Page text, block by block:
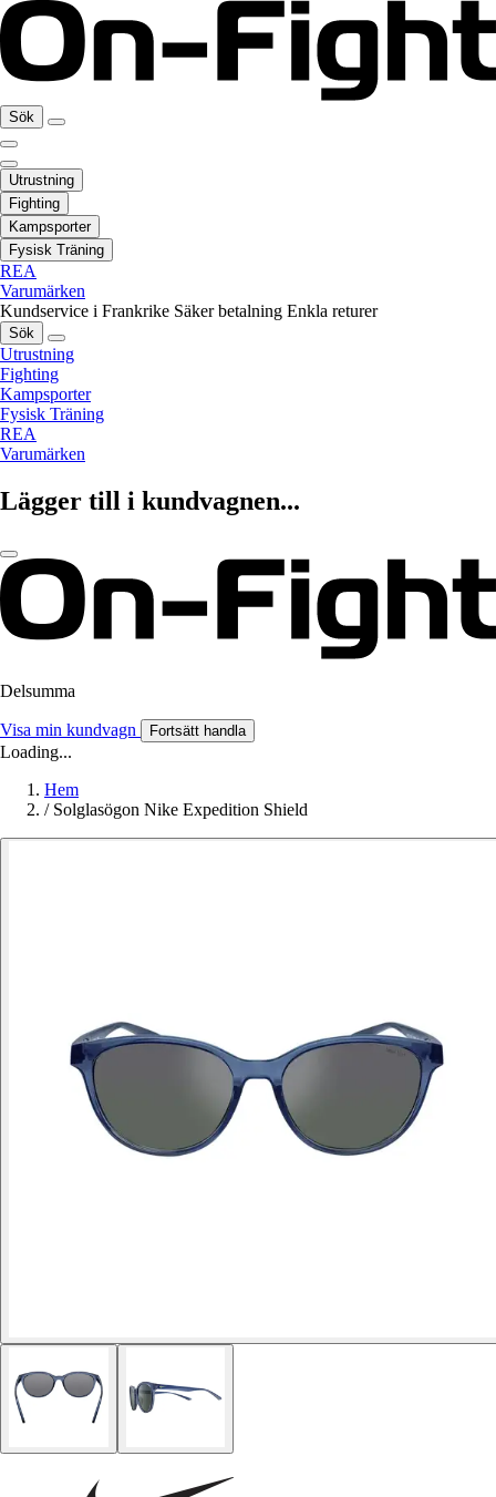
Sök
Utrustning
Fighting
Kampsporter
Fysisk Träning
REA
Varumärken
Kundservice i Frankrike Säker betalning Enkla returer
Sök
Utrustning
Fighting
Kampsporter
Fysisk Träning
REA
Varumärken
Lägger till i kundvagnen...
Delsumma
Visa min kundvagn Fortsätt handla
Loading...
Hem
/ Solglasögon Nike Expedition Shield